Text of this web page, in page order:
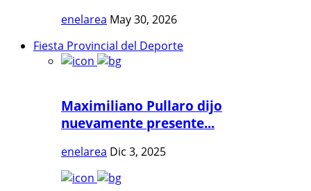
enelarea May 30, 2026
Fiesta Provincial del Deporte
Maximiliano Pullaro dijo
nuevamente presente...
enelarea Dic 3, 2025